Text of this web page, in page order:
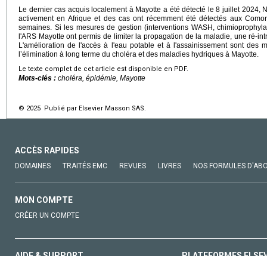
Le dernier cas acquis localement à Mayotte a été détecté le 8 juillet 2024,
activement en Afrique et des cas ont récemment été détectés aux
semaines. Si les mesures de gestion (interventions WASH,
l'ARS Mayotte ont permis de limiter la propagation de la maladie, une ré-
L'amélioration de l'accès à l'eau potable et à l'assainissement sont des
l’élimination à long terme du choléra et des maladies hydriques à Mayotte.
Le texte complet de cet article est disponible en PDF.
Mots-clés : choléra, épidémie, Mayotte
© 2025 Publié par Elsevier Masson SAS.
ACCÈS RAPIDES
DOMAINES TRAITÉS EMC REVUES LIVRES NOS FORMULES
MON COMPTE
CRÉER UN COMPTE